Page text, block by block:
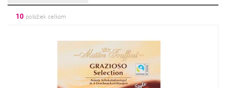
10 položiek celkom